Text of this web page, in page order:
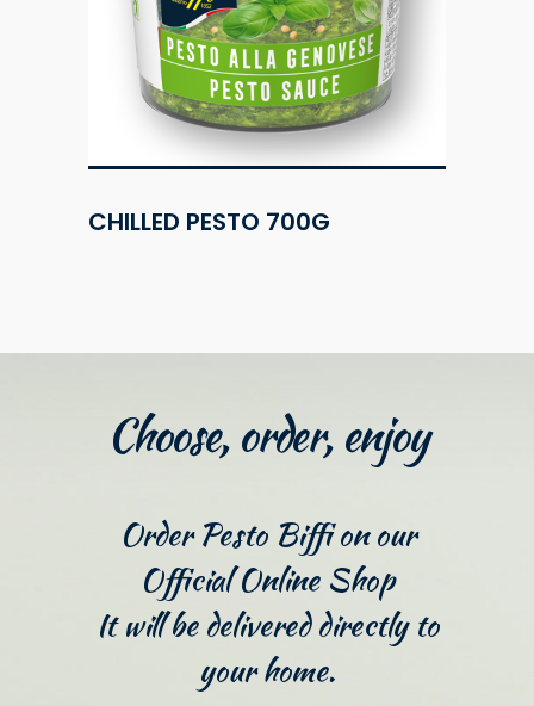
CHILLED PESTO 700G
Choose, order, enjoy
Order Pesto Biffi on our
Official Online Shop
It will be delivered directly to
your home.